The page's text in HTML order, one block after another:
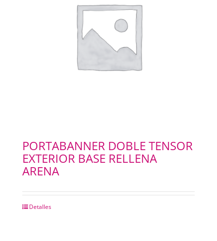
PORTABANNER DOBLE TENSOR
EXTERIOR BASE RELLENA
ARENA
Detalles